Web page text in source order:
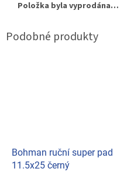
Položka byla vyprodána…
Bohman ruční super pad
11.5x25 černý